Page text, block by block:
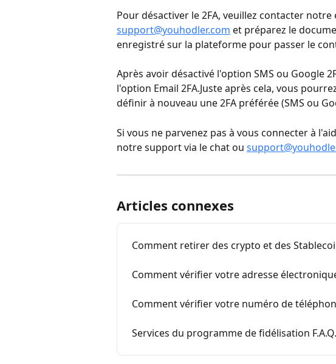
Pour désactiver le 2FA, veuillez contacter
support@youhodler.com et préparez le
enregistré sur la plateforme pour passer le
Après avoir désactivé l'option SMS ou Google
l'option Email 2FA.Juste après cela, vous
définir à nouveau une 2FA préférée (SMS ou
Si vous ne parvenez pas à vous connecter à
notre support via le chat ou
Articles connexes
Comment retirer des crypto et des
Comment vérifier votre adresse
Comment vérifier votre numéro de
Services du programme de fidélisation F.A.Q.